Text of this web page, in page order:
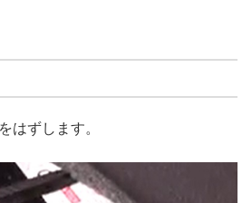
はずします。